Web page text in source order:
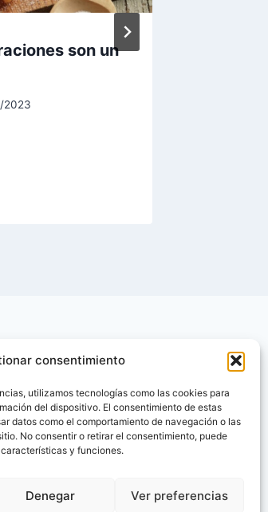
consentimiento
utilizamos tecnologías como las cookies para
del dispositivo. El consentimiento de estas
datos como el comportamiento de navegación o las
No consentir o retirar el consentimiento, puede
y funciones.
Denegar Ver preferencias
son un
2023